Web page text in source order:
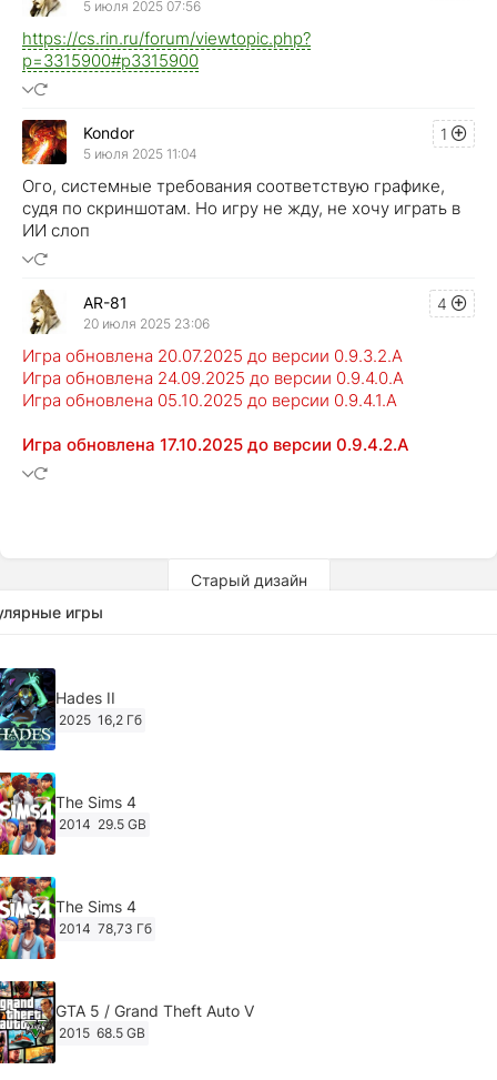
5 июля 2025 07:56
https://cs.rin.ru/forum/viewtopic.php?
p=3315900#p3315900
1
Kondor
5 июля 2025 11:04
Ого, системные требования соответствую графике,
судя по скриншотам. Но игру не жду, не хочу играть в
ИИ слоп
4
AR-81
20 июля 2025 23:06
Игра обновлена 20.07.2025 до версии 0.9.3.2.A
Игра обновлена 24.09.2025 до версии 0.9.4.0.A
Игра обновлена 05.10.2025 до версии 0.9.4.1.A
Игра обновлена 17.10.2025 до версии 0.9.4.2.A
Старый дизайн
игры
Hades II
2025 16,2 Гб
The Sims 4
2014 29.5 GB
The Sims 4
2014 78,73 Гб
GTA 5 / Grand Theft Auto V
2015 68.5 GB